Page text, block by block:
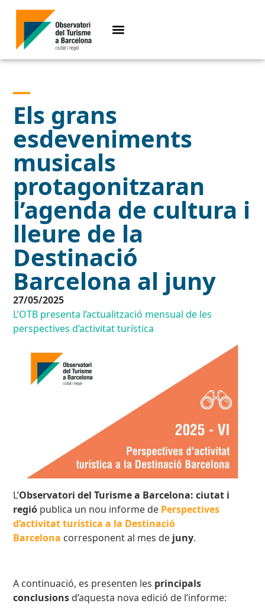
Els grans
esdeveniments
musicals
protagonitzaran
l’agenda de cultura i
lleure de la
Destinació
Barcelona al juny
27/05/2025
L’OTB presenta l’actualització mensual de les
perspectives d’activitat turística
L’Observatori del Turisme a Barcelona: ciutat i
regió publica un nou informe de Perspectives
d’activitat turística a la Destinació
Barcelona corresponent al mes de juny.
A continuació, es presenten les principals
conclusions d’aquesta nova edició de l’informe: